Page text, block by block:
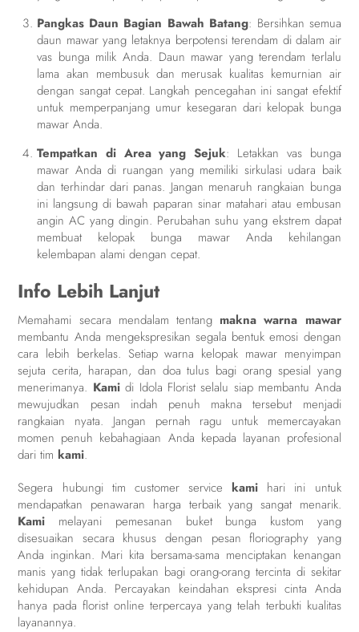
Pangkas Daun Bagian Bawah Batang: Bersihkan semua
daun mawar yang letaknya berpotensi terendam di dalam air
vas bunga milik Anda. Daun mawar yang terendam terlalu
lama akan membusuk dan merusak kualitas kemurnian air
dengan sangat cepat. Langkah pencegahan ini sangat efektif
untuk memperpanjang umur kesegaran dari kelopak bunga
mawar Anda.
Tempatkan di Area yang Sejuk: Letakkan vas bunga
mawar Anda di ruangan yang memiliki sirkulasi udara baik
dan terhindar dari panas. Jangan menaruh rangkaian bunga
ini langsung di bawah paparan sinar matahari atau embusan
angin AC yang dingin. Perubahan suhu yang ekstrem dapat
membuat kelopak bunga mawar Anda kehilangan
kelembapan alami dengan cepat.
Info Lebih Lanjut
Memahami secara mendalam tentang makna warna mawar
membantu Anda mengekspresikan segala bentuk emosi dengan
cara lebih berkelas. Setiap warna kelopak mawar menyimpan
sejuta cerita, harapan, dan doa tulus bagi orang spesial yang
menerimanya. Kamidi Idola Florist selalu siap membantu Anda
mewujudkan pesan indah penuh makna tersebut menjadi
rangkaian nyata. Jangan pernah ragu untuk memercayakan
momen penuh kebahagiaan Anda kepada layanan profesional
dari timkami.
Segera hubungi tim customer servicekami hari ini untuk
mendapatkan penawaran harga terbaik yang sangat menarik.
Kami melayani pemesanan buket bunga kustom yang
disesuaikan secara khusus dengan pesan floriography yang
Anda inginkan. Mari kita bersama-sama menciptakan kenangan
manis yang tidak terlupakan bagi orang-orang tercinta di sekitar
kehidupan Anda. Percayakan keindahan ekspresi cinta Anda
hanya pada florist online terpercaya yang telah terbukti kualitas
layanannya.